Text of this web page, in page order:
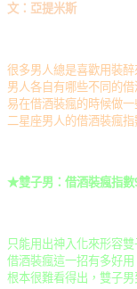
文：亞提米斯
很多男人總是喜歡用裝
男人各自有哪些不同的
易在借酒裝瘋的時候做
二星座男人的借酒裝瘋指
★雙子男：借酒裝瘋指數
只能用出神入化來形容
借酒裝瘋這一招有多好
根本很難看得出，雙子